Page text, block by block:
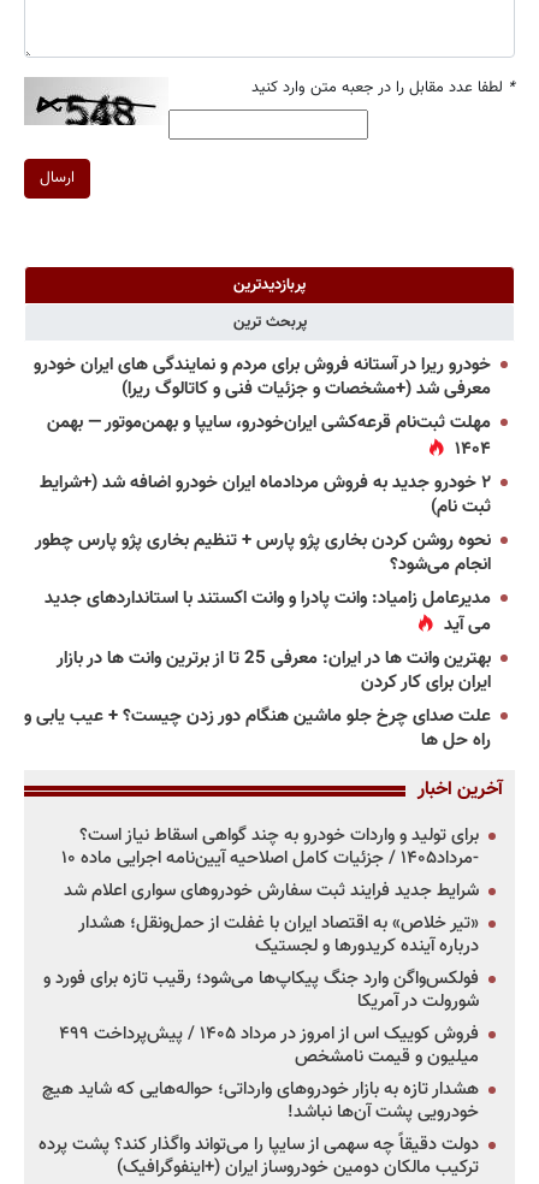
* لطفا عدد مقابل را در جعبه متن وارد کنید
ارسال
پربازدیدترین
پربحث ترین
خودرو ریرا در آستانه فروش برای مردم و نمایندگی های ایران خودرو
معرفی شد (+مشخصات و جزئیات فنی و کاتالوگ ریرا)
مهلت ثبت‌نام قرعه‌کشی ایران‌خودرو، سایپا و بهمن‌موتور — بهمن
۱۴۰۴
۲ خودرو جدید به فروش مردادماه ایران خودرو اضافه شد (+شرایط
ثبت نام)
نحوه روشن کردن بخاری پژو پارس + تنظیم بخاری پژو پارس چطور
انجام می‌شود؟
مدیرعامل زامیاد: وانت پادرا و وانت اکستند با استانداردهای جدید
می آید
بهترین وانت ها در ایران: معرفی 25 تا از برترین وانت ها در بازار
ایران برای کار کردن
علت صدای چرخ جلو ماشین هنگام دور زدن چیست؟ + عیب یابی و
راه حل ها
آخرین اخبار
برای تولید و واردات خودرو به چند گواهی اسقاط نیاز است؟
-مرداد۱۴۰۵ / جزئیات کامل اصلاحیه آیین‌نامه اجرایی ماده ۱۰
شرایط جدید فرایند ثبت سفارش خودروهای سواری اعلام شد
«تیر خلاص» به اقتصاد ایران با غفلت از حمل‌ونقل؛ هشدار
درباره آینده کریدورها و لجستیک
فولکس‌واگن وارد جنگ پیکاپ‌ها می‌شود؛ رقیب تازه برای فورد و
شورولت در آمریکا
فروش کوییک اس از امروز در مرداد ۱۴۰۵ / پیش‌پرداخت ۴۹۹
میلیون و قیمت نامشخص
هشدار تازه به بازار خودروهای وارداتی؛ حواله‌هایی که شاید هیچ
خودرویی پشت آن‌ها نباشد!
دولت دقیقاً چه سهمی از سایپا را می‌تواند واگذار کند؟ پشت پرده
ترکیب مالکان دومین خودروساز ایران (+اینفوگرافیک)